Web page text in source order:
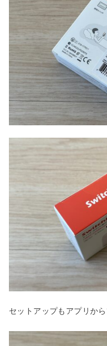
セットアップもアプリから